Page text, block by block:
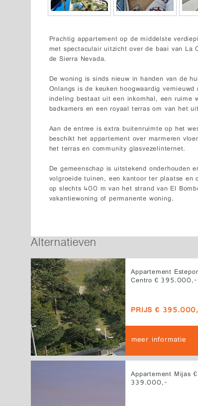
Prachtig appartement op de middelste
met spectaculair uitzicht over de baai van
de Sierra Nevada.
De woning is sinds nieuw in handen van de
Onlangs is de keuken hoogwaardig
indeling bestaat uit een inkomhal, een ruime
badkamers en een royaal terras om van het
Aan de entree is extra buitenruimte op het
beschikt het appartement over marmeren
het terras en community glasvezelinternet.
De gemeenschap is uitstekend onderhouden
volgroeide tuinen, een kantoor ter plaatse en
op slechts 400 m van het strand van El
vakantiewoning of permanente woning.
Alternatieven
Appartement
Centro € 395.000,-
PRIJS €
meer informatie
Appartement Mijas €
339.000,-